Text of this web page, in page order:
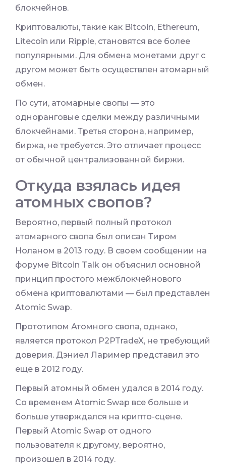
блокчейнов.
Криптовалюты, такие как Bitcoin, Ethereum,
Litecoin или Ripple, становятся все более
популярными. Для обмена монетами друг с
другом может быть осуществлен атомарный
обмен.
По сути, атомарные свопы — это
одноранговые сделки между различными
блокчейнами. Третья сторона, например,
биржа, не требуется. Это отличает процесс
от обычной централизованной биржи.
Откуда взялась идея
атомных свопов?
Вероятно, первый полный протокол
атомарного свопа был описан Тиром
Ноланом в 2013 году. В своем сообщении на
форуме Bitcoin Talk он объяснил основной
принцип простого межблокчейнового
обмена криптовалютами — был представлен
Atomic Swap.
Прототипом Атомного свопа, однако,
является протокол P2PTradeX, не требующий
доверия. Дэниел Лаример представил это
еще в 2012 году.
Первый атомный обмен удался в 2014 году.
Со временем Atomic Swap все больше и
больше утверждался на крипто-сцене.
Первый Atomic Swap от одного
пользователя к другому, вероятно,
произошел в 2014 году.